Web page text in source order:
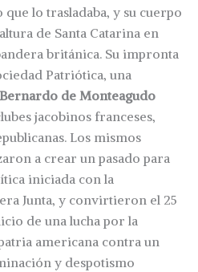
que lo trasladaba, y su cuerpo
de Santa Catarina en
británica. Su impronta
Patriótica, una
Bernardo de Monteagudo
jacobinos franceses,
Los mismos
a crear un pasado para
iniciada con la
Junta, y convirtieron el 25
de una lucha por la
americana contra un
y despotismo